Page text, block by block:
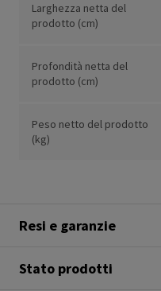
Larghezza netta del
prodotto (cm)
Profondità netta del
prodotto (cm)
Peso netto del prodotto
(kg)
Resi e garanzie
Stato prodotti